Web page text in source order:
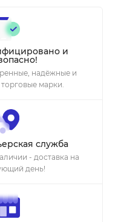
и
надёжные и
торговые марки.
служба
- доставка на
день!